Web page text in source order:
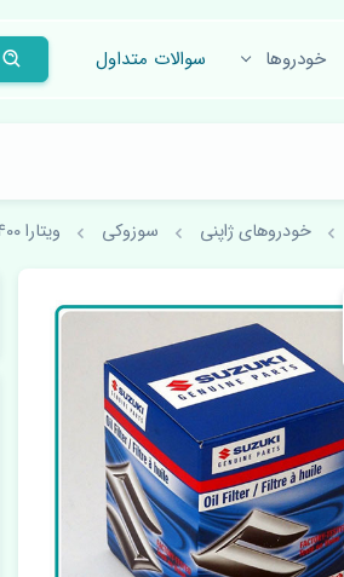
خودروها سوالات متداول
خودروهای ژاپنی سوزوکی ویتارا 2400